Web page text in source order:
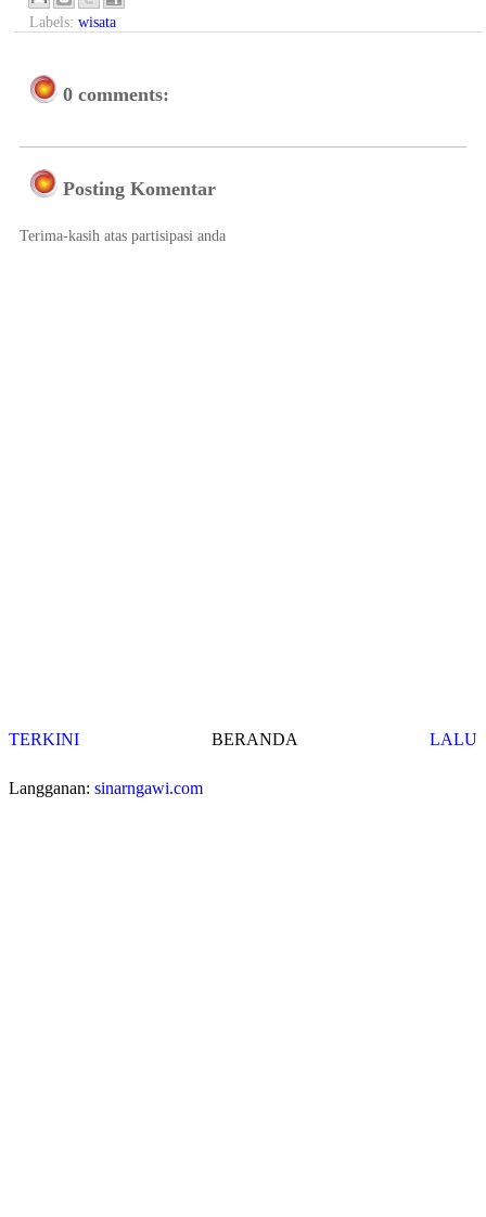
Labels: wisata
0 comments:
Posting Komentar
Terima-kasih atas partisipasi anda
TERKINI LALU
BERANDA
Langganan: sinarngawi.com